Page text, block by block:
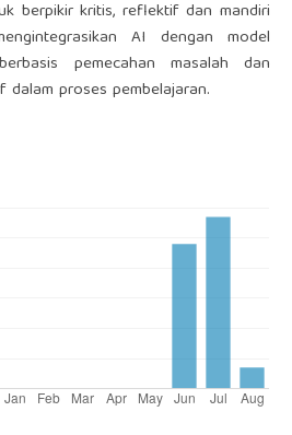
berpikir kritis, reflektif dan mandiri
AI dengan model
pemecahan masalah dan
proses pembelajaran.